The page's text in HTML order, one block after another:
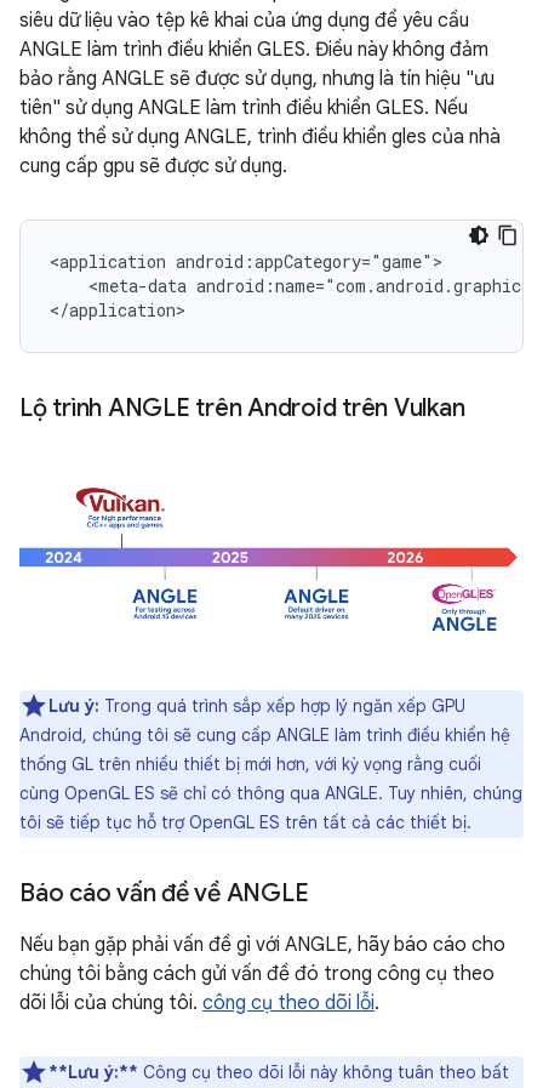
siêu dữ liệu vào tệp kê khai của ứng dụng để yêu cầu
ANGLE làm trình điều khiển GLES. Điều này không đảm
bảo rằng ANGLE sẽ được sử dụng, nhưng là tín hiệu "ưu
tiên" sử dụng ANGLE làm trình điều khiển GLES. Nếu
không thể sử dụng ANGLE, trình điều khiển gles của nhà
cung cấp gpu sẽ được sử dụng.
<application android:appCategory="game">
<meta-data
Lộ trình ANGLE trên Android trên Vulkan
Lưu ý: Trong quá trình sắp xếp hợp lý ngăn xếp GPU
Android, chúng tôi sẽ cung cấp ANGLE làm trình điều khiển hệ
thống GL trên nhiều thiết bị mới hơn, với kỳ vọng rằng cuối
cùng OpenGL ES sẽ chỉ có thông qua ANGLE. Tuy nhiên, chúng
tôi sẽ tiếp tục hỗ trợ OpenGL ES trên tất cả các thiết bị.
Báo cáo vấn đề về ANGLE
Nếu bạn gặp phải vấn đề gì với ANGLE, hãy báo cáo cho
chúng tôi bằng cách gửi vấn đề đó trong công cụ theo
dõi lỗi của chúng tôi. công cụ theo dõi lỗi.
**Lưu ý:** Công cụ theo dõi lỗi này không tuân theo bất